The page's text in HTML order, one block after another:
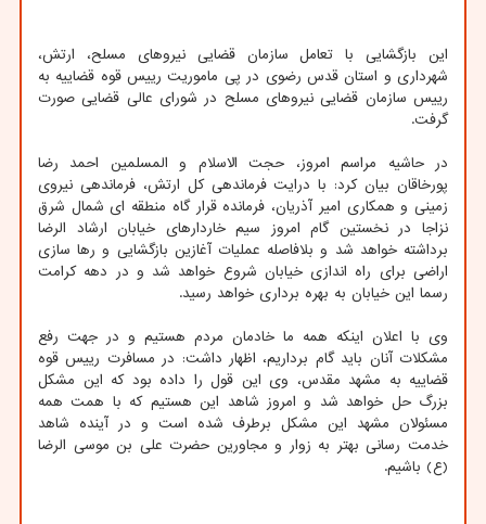
این بازگشایی با تعامل سازمان قضایی نیروهای مسلح، ارتش،
شهرداری و استان قدس رضوی در پی ماموریت رییس قوه قضاییه به
رییس سازمان قضایی نیروهای مسلح در شورای عالی قضایی صورت
گرفت.
در حاشیه مراسم امروز، حجت الاسلام و المسلمین احمد رضا
پورخاقان بیان کرد: با درایت فرماندهی کل ارتش، فرماندهی نیروی
زمینی و همکاری امیر آذریان، فرمانده قرار گاه منطقه ای شمال شرق
نزاجا در نخستین گام امروز سیم خاردارهای خیابان ارشاد الرضا
برداشته خواهد شد و بلافاصله عملیات آغازین بازگشایی و رها سازی
اراضی برای راه اندازی خیابان شروع خواهد شد و در دهه کرامت
رسما این خیابان به بهره برداری خواهد رسید.
وی با اعلان اینکه همه ما خادمان مردم هستیم و در جهت رفع
مشکلات آنان باید گام برداریم، اظهار داشت: در مسافرت رییس قوه
قضاییه به مشهد مقدس، وی این قول را داده بود که این مشکل
بزرگ حل خواهد شد و امروز شاهد این هستیم که با همت همه
مسئولان مشهد این مشکل برطرف شده است و در آینده شاهد
خدمت رسانی بهتر به زوار و مجاورین حضرت علی بن موسی الرضا
(ع) باشیم.